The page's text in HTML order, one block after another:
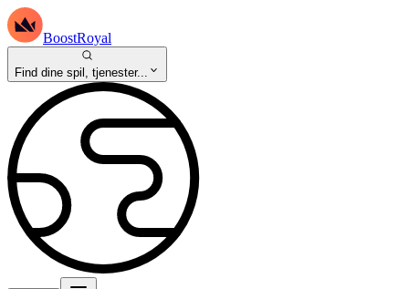
BoostRoyal
Find dine spil, tjenester...